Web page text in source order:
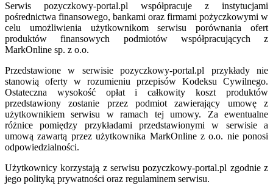
Serwis pozyczkowy-portal.pl współpracuje z instytucjami
pośrednictwa finansowego, bankami oraz firmami pożyczkowymi w
celu umożliwienia użytkownikom serwisu porównania ofert
produktów finansowych podmiotów współpracujących z
MarkOnline sp. z o.o.
Przedstawione w serwisie pozyczkowy-portal.pl przykłady nie
stanowią oferty w rozumieniu przepisów Kodeksu Cywilnego.
Ostateczna wysokość opłat i całkowity koszt produktów
przedstawiony zostanie przez podmiot zawierający umowę z
użytkownikiem serwisu w ramach tej umowy. Za ewentualne
różnice pomiędzy przykładami przedstawionymi w serwisie a
umową zawartą przez użytkownika MarkOnline z o.o. nie ponosi
odpowiedzialności.
Użytkownicy korzystają z serwisu pozyczkowy-portal.pl zgodnie z
jego polityką prywatności oraz regulaminem serwisu.